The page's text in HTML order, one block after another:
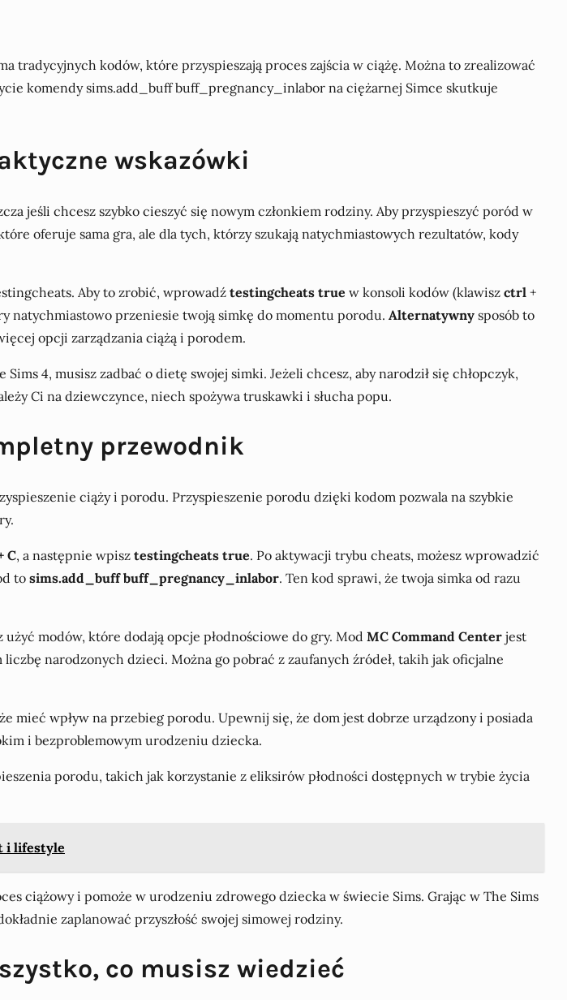
tradycyjnych kodów, które przyspieszają proces zajścia w ciążę. Można to zrealizować
komendy sims.add_buff buff_pregnancy_inlabor na ciężarnej Simce skutkuje
wskazówki
jeśli chcesz szybko cieszyć się nowym członkiem rodziny. Aby przyspieszyć poród w
oferuje sama gra, ale dla tych, którzy szukają natychmiastowych rezultatów, kody
Aby to zrobić, wprowadź testingcheats true w konsoli kodów (klawisz ctrl +
natychmiastowo przeniesie twoją simkę do momentu porodu. Alternatywny sposób to
opcji zarządzania ciążą i porodem.
Sims 4, musisz zadbać o dietę swojej simki. Jeżeli chcesz, aby narodził się chłopczyk,
Ci na dziewczynce, niech spożywa truskawki i słucha popu.
przewodnik
ciąży i porodu. Przyspieszenie porodu dzięki kodom pozwala na szybkie
C, a następnie wpisz testingcheats true. Po aktywacji trybu cheats, możesz wprowadzić
to sims.add_buff buff_pregnancy_inlabor. Ten kod sprawi, że twoja simka od razu
użyć modów, które dodają opcje płodnościowe do gry. Mod MC Command Center jest
narodzonych dzieci. Można go pobrać z zaufanych źródeł, takih jak oficjalne
mieć wpływ na przebieg porodu. Upewnij się, że dom jest dobrze urządzony i posiada
i bezproblemowym urodzeniu dziecka.
porodu, takich jak korzystanie z eliksirów płodności dostępnych w trybie życia
i lifestyle
ciążowy i pomoże w urodzeniu zdrowego dziecka w świecie Sims. Grając w The Sims
zaplanować przyszłość swojej simowej rodziny.
co musisz wiedzieć